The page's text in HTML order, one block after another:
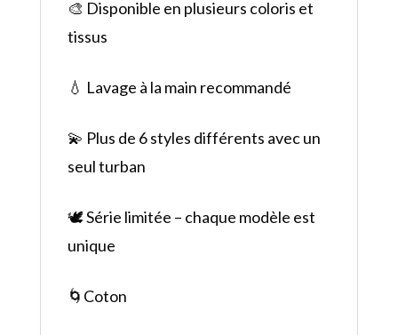
🎨 Disponible en plusieurs coloris et
tissus
💧 Lavage à la main recommandé
💫 Plus de 6 styles différents avec un
seul turban
🕊️ Série limitée – chaque modèle est
unique
🌀Coton